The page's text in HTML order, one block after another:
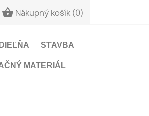
 Nákupný košík (0)
DIEĽŇA STAVBA
MATERIÁL